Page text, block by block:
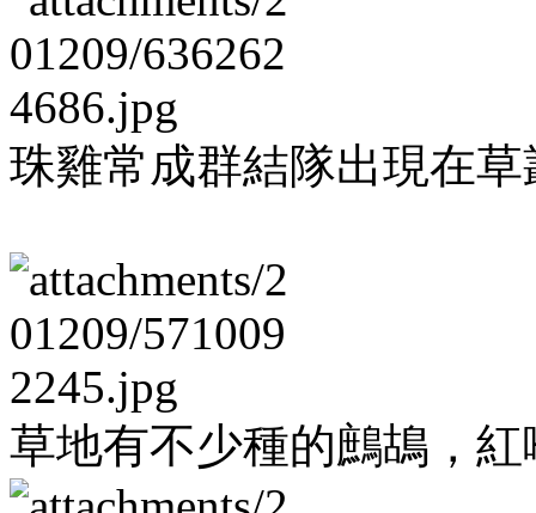
珠雞常成群結隊出現在草
草地有不少種的鷓鴣，紅